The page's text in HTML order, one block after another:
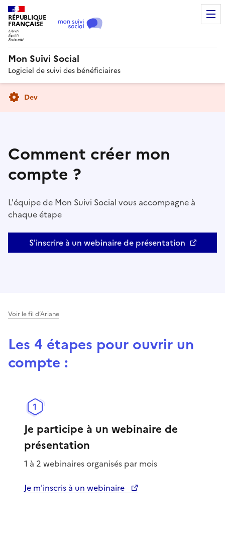
RÉPUBLIQUE
FRANÇAISE
Mon Suivi Social
Logiciel de suivi des bénéficiaires
Dev
Comment créer mon
compte ?
L'équipe de Mon Suivi Social vous accompagne à
chaque étape
S'inscrire à un webinaire de présentation
Ouvre une nouvelle fenêtre
Voir le fil d’Ariane
Les 4 étapes pour ouvrir un
compte :
Je participe à un webinaire de
présentation
1 à 2 webinaires organisés par mois
Je m'inscris à un webinaire